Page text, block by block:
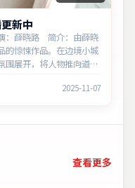
新中
：薛晓路 简介：由薛晓
的惊悚作品。在边境小城
围展开，将人物推向道德
2025-11-07
查看更多